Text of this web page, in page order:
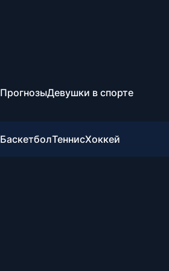
ПрогнозыДевушки в спорте
БаскетболТеннисХоккей